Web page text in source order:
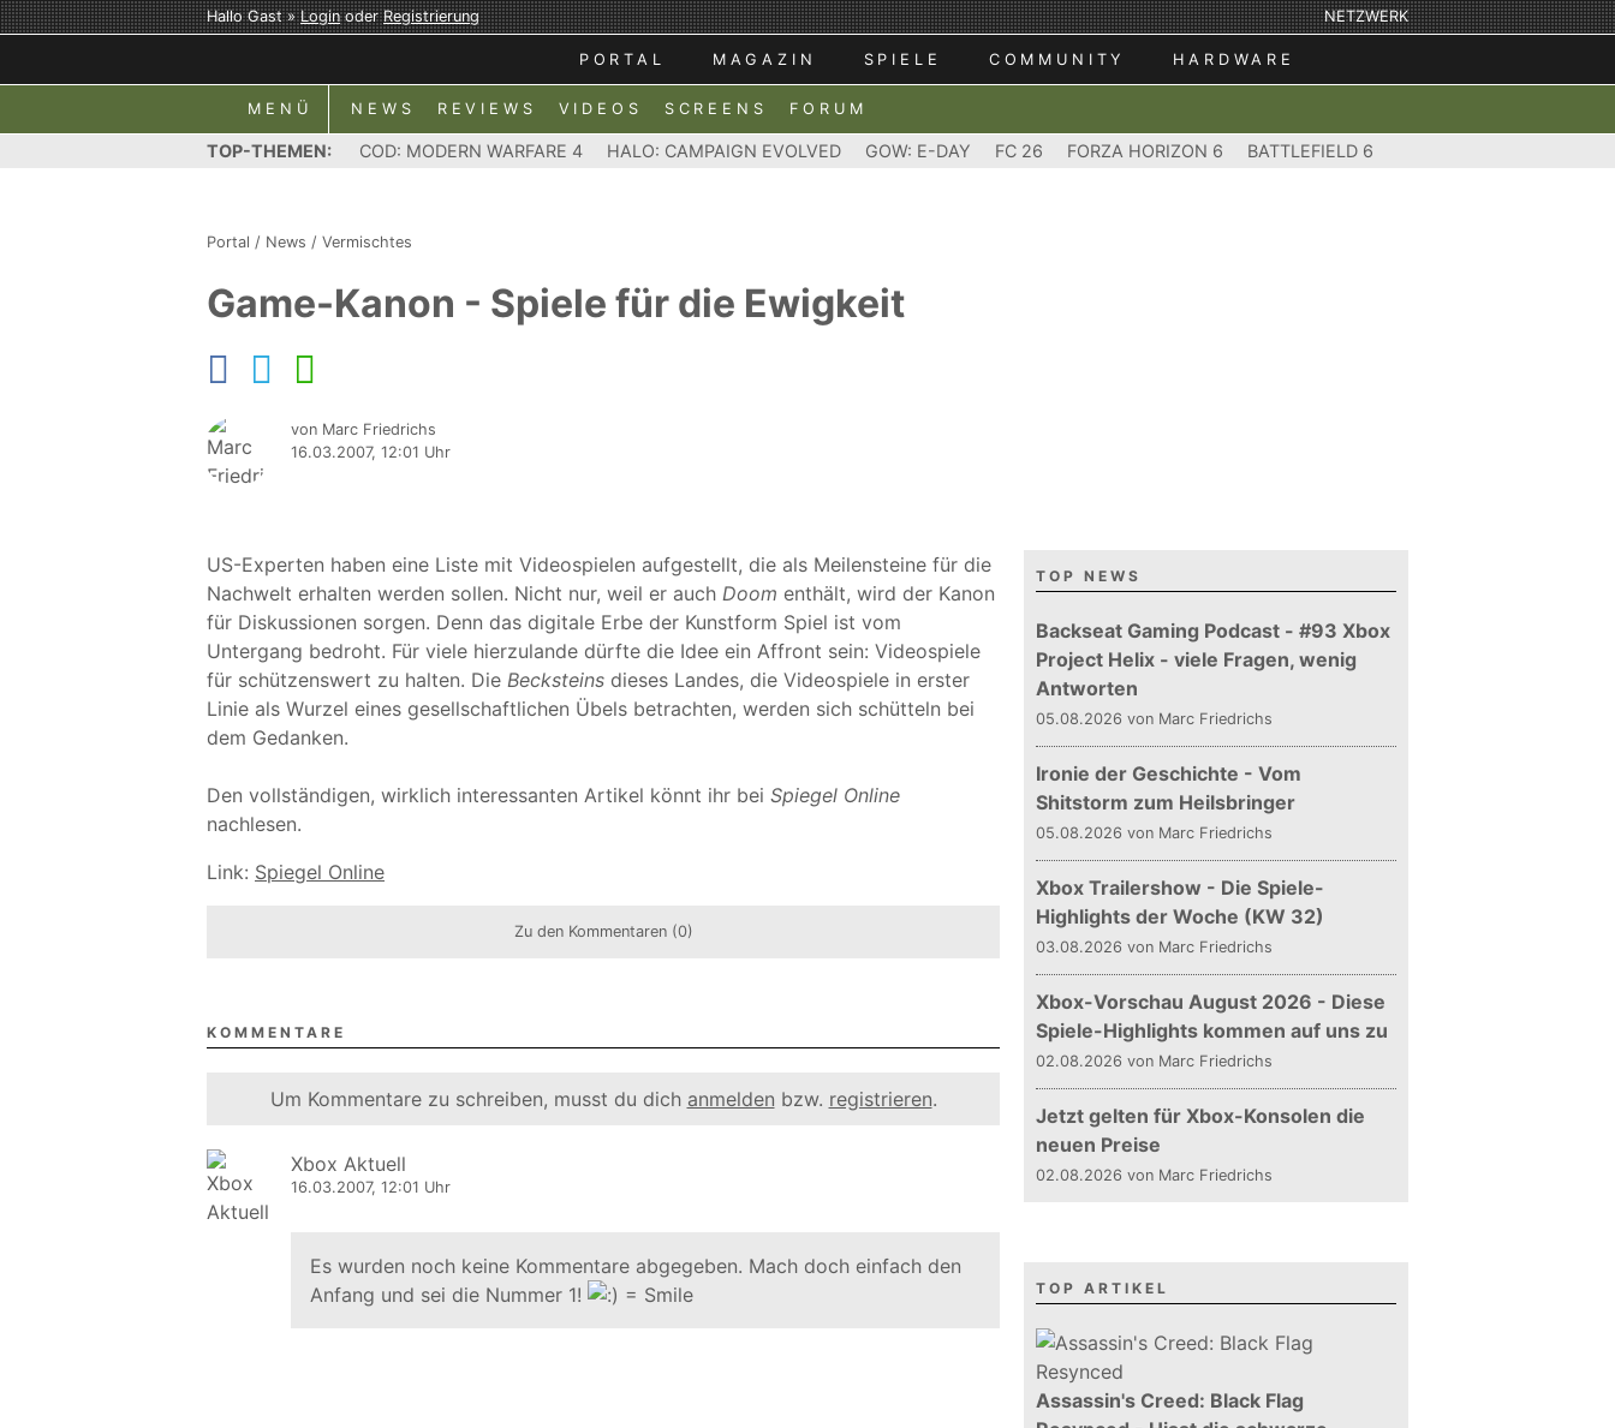
Hallo Gast »LoginoderRegistrierung NETZWERK
PORTAL MAGAZIN SPIELE COMMUNITY HARDWARE
MENÜ NEWS REVIEWS VIDEOS SCREENS FORUM
TOP-THEMEN: COD: MODERN WARFARE 4 HALO: CAMPAIGN EVOLVED GOW: E-DAY FC 26 FORZA HORIZON 6 BATTLEFIELD 6
Portal / News / Vermischtes
Game-Kanon - Spiele für die Ewigkeit
von Marc Friedrichs
16.03.2007, 12:01 Uhr
US-Experten haben eine Liste mit Videospielen aufgestellt, die als Meilensteine für die
Nachwelt erhalten werden sollen. Nicht nur, weil er auch Doom enthält, wird der Kanon
für Diskussionen sorgen. Denn das digitale Erbe der Kunstform Spiel ist vom
Untergang bedroht. Für viele hierzulande dürfte die Idee ein Affront sein: Videospiele
für schützenswert zu halten. Die Becksteins dieses Landes, die Videospiele in erster
Linie als Wurzel eines gesellschaftlichen Übels betrachten, werden sich schütteln bei
dem Gedanken.
Den vollständigen, wirklich interessanten Artikel könnt ihr bei Spiegel Online
nachlesen.
Link: Spiegel Online
Zu den Kommentaren (0)
KOMMENTARE
Um Kommentare zu schreiben, musst du dich anmelden bzw. registrieren.
Xbox Aktuell
16.03.2007, 12:01 Uhr
Es wurden noch keine Kommentare abgegeben. Mach doch einfach den
Anfang und sei die Nummer 1!
TOP NEWS
Backseat Gaming Podcast - #93 Xbox
Project Helix - viele Fragen, wenig
Antworten
05.08.2026 von Marc Friedrichs
Ironie der Geschichte - Vom
Shitstorm zum Heilsbringer
05.08.2026 von Marc Friedrichs
Xbox Trailershow - Die Spiele-
Highlights der Woche (KW 32)
03.08.2026 von Marc Friedrichs
Xbox-Vorschau August 2026 - Diese
Spiele-Highlights kommen auf uns zu
02.08.2026 von Marc Friedrichs
Jetzt gelten für Xbox-Konsolen die
neuen Preise
02.08.2026 von Marc Friedrichs
TOP ARTIKEL
Assassin's Creed: Black Flag